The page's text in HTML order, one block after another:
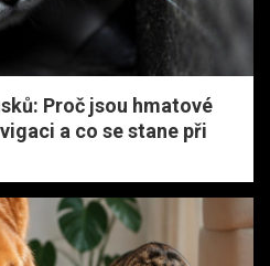
Proč jsou hmatové
a co se stane při